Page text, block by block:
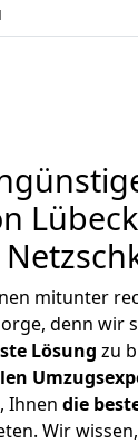
mitunter
denn wir
Lösung zu
Ihnen die
Wir